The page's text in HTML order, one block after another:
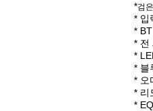
*검
* 입
*
* 전
*
* 블
* 오
* 리
*